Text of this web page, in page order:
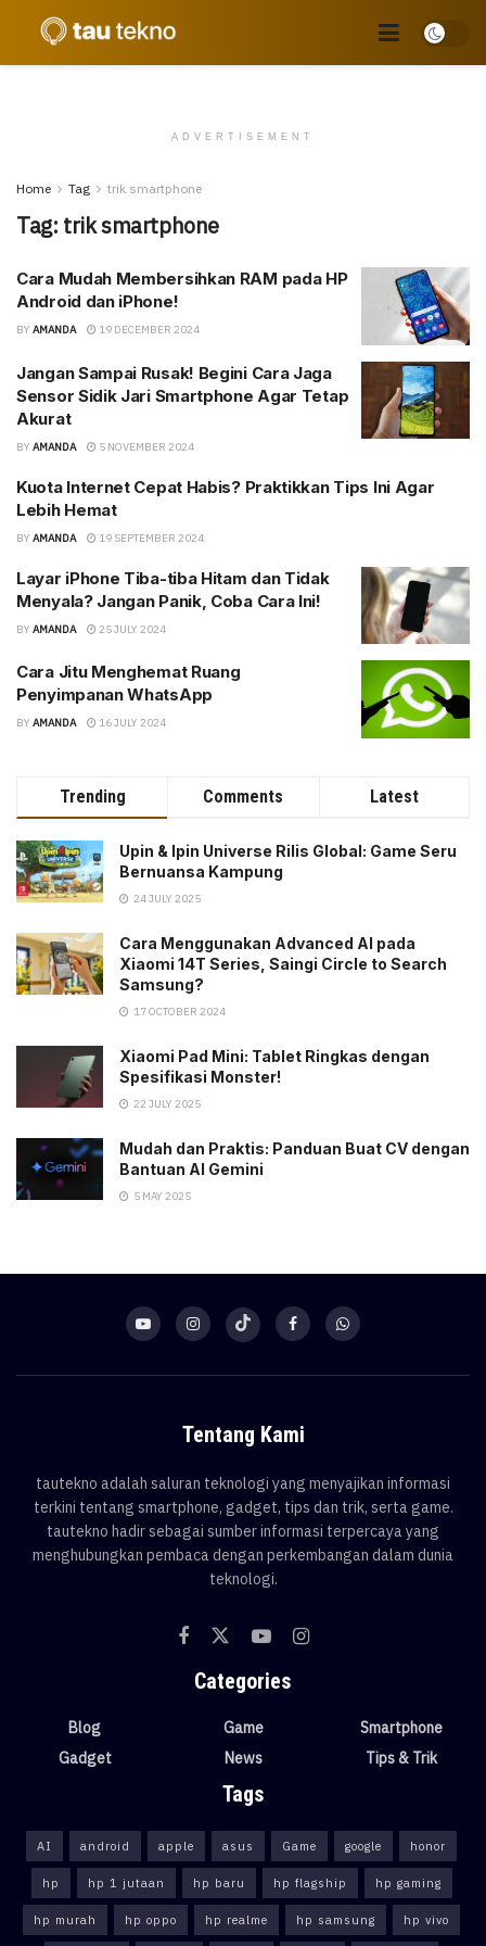
ADVERTISEMENT
Home Tag trik smartphone
Tag: trik smartphone
Cara Mudah Membersihkan RAM pada HP
Android dan iPhone!
BY AMANDA 19 DECEMBER 2024
Jangan Sampai Rusak! Begini Cara Jaga
Sensor Sidik Jari Smartphone Agar Tetap
Akurat
BY AMANDA 5 NOVEMBER 2024
Kuota Internet Cepat Habis? Praktikkan Tips Ini Agar
Lebih Hemat
BY AMANDA 19 SEPTEMBER 2024
Layar iPhone Tiba-tiba Hitam dan Tidak
Menyala? Jangan Panik, Coba Cara Ini!
BY AMANDA 25 JULY 2024
Cara Jitu Menghemat Ruang
Penyimpanan WhatsApp
BY AMANDA 16 JULY 2024
Trending Comments Latest
Upin & Ipin Universe Rilis Global: Game Seru
Bernuansa Kampung
24 JULY 2025
Cara Menggunakan Advanced AI pada
Xiaomi 14T Series, Saingi Circle to Search
Samsung?
17 OCTOBER 2024
Xiaomi Pad Mini: Tablet Ringkas dengan
Spesifikasi Monster!
22 JULY 2025
Mudah dan Praktis: Panduan Buat CV dengan
Bantuan AI Gemini
5 MAY 2025
Tentang Kami
tautekno adalah saluran teknologi yang menyajikan informasi
terkini tentang smartphone, gadget, tips dan trik, serta game.
tautekno hadir sebagai sumber informasi terpercaya yang
menghubungkan pembaca dengan perkembangan dalam dunia
teknologi.
Categories
Blog
Gadget
Game
News
Smartphone
Tips & Trik
Tags
AI android apple asus Game google honor
hp hp 1 jutaan hp baru hp flagship hp gaming
hp murah hp oppo hp realme hp samsung hp vivo